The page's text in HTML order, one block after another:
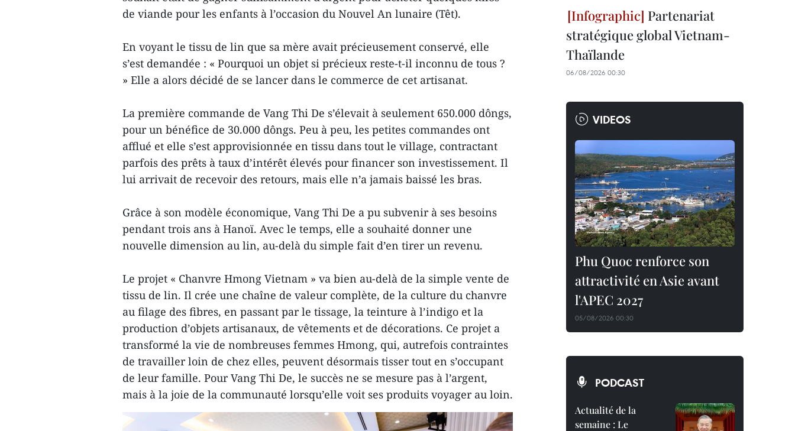
de viande pour les enfants à l’occasion du Nouvel An lunaire (Têt).
En voyant le tissu de lin que sa mère avait précieusement conservé, elle
s’est demandée : « Pourquoi un objet si précieux reste-t-il inconnu de tous ?
» Elle a alors décidé de se lancer dans le commerce de cet artisanat.
La première commande de Vang Thi De s’élevait à seulement 650.000 dôngs,
pour un bénéfice de 30.000 dôngs. Peu à peu, les petites commandes ont
afflué et elle s’est approvisionnée en tissu dans tout le village, contractant
parfois des prêts à taux d’intérêt élevés pour financer son investissement. Il
lui arrivait de recevoir des retours, mais elle n’a jamais baissé les bras.
Grâce à son modèle économique, Vang Thi De a pu subvenir à ses besoins
pendant trois ans à Hanoï. Avec le temps, elle a souhaité donner une
nouvelle dimension au lin, au-delà du simple fait d’en tirer un revenu.
Le projet « Chanvre Hmong Vietnam » va bien au-delà de la simple vente de
tissu de lin. Il crée une chaîne de valeur complète, de la culture du chanvre
au filage des fibres, en passant par le tissage, la teinture à l’indigo et la
production d’objets artisanaux, de vêtements et de décorations. Ce projet a
transformé la vie de nombreuses femmes Hmong, qui, autrefois contraintes
de travailler loin de chez elles, peuvent désormais tisser tout en s’occupant
de leur famille. Pour Vang Thi De, le succès ne se mesure pas à l’argent,
mais à la joie de la communauté lorsqu’elle voit ses produits voyager au loin.
Partenariat
stratégique global Vietnam-
Thaïlande
06/08/2026 00:30
VIDEOS
Phu Quoc renforce son
attractivité en Asie avant
l'APEC 2027
05/08/2026 00:30
PODCAST
Actualité de la
semaine : Le